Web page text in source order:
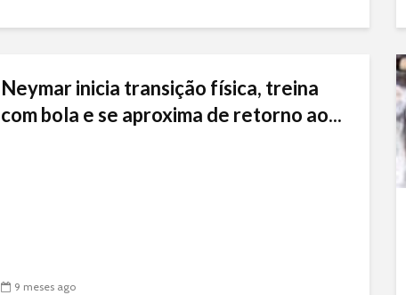
Neymar inicia transição física, treina
com bola e se aproxima de retorno ao...
9 meses ago